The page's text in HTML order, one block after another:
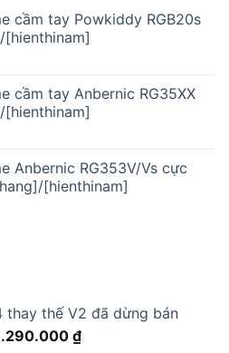
cầm tay Powkiddy RGB20s
cầm tay Anbernic RG35XX
Anbernic RG353V/Vs cực
[hienthinam]
thay thế V2 đã dừng bán
₫Giá